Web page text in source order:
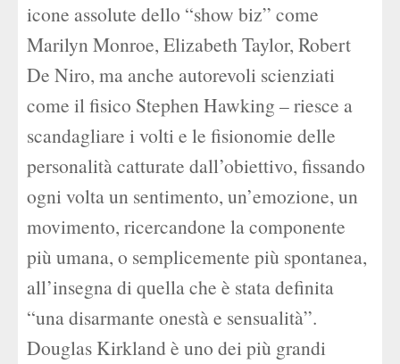
icone assolute dello “show biz” come
Marilyn Monroe, Elizabeth Taylor, Robert
De Niro, ma anche autorevoli scienziati
come il fisico Stephen Hawking – riesce a
scandagliare i volti e le fisionomie delle
personalità catturate dall’obiettivo, fissando
ogni volta un sentimento, un’emozione, un
movimento, ricercandone la componente
più umana, o semplicemente più spontanea,
all’insegna di quella che è stata definita
“una disarmante onestà e sensualità”.
Douglas Kirkland è uno dei più grandi